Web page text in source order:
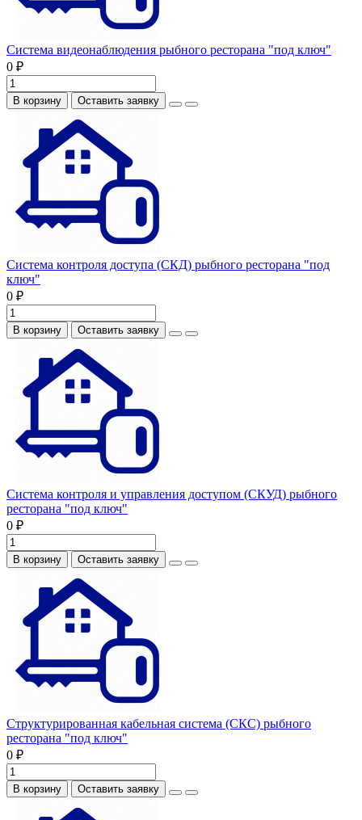
Система видеонаблюдения рыбного ресторана "под ключ"
0 ₽
В корзину Оставить заявку
Система контроля доступа (СКД) рыбного ресторана "под
ключ"
0 ₽
В корзину Оставить заявку
Система контроля и управления доступом (СКУД) рыбного
ресторана "под ключ"
0 ₽
В корзину Оставить заявку
Структурированная кабельная система (СКС) рыбного
ресторана "под ключ"
0 ₽
В корзину Оставить заявку